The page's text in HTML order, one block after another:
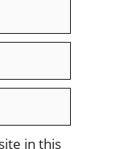
in this